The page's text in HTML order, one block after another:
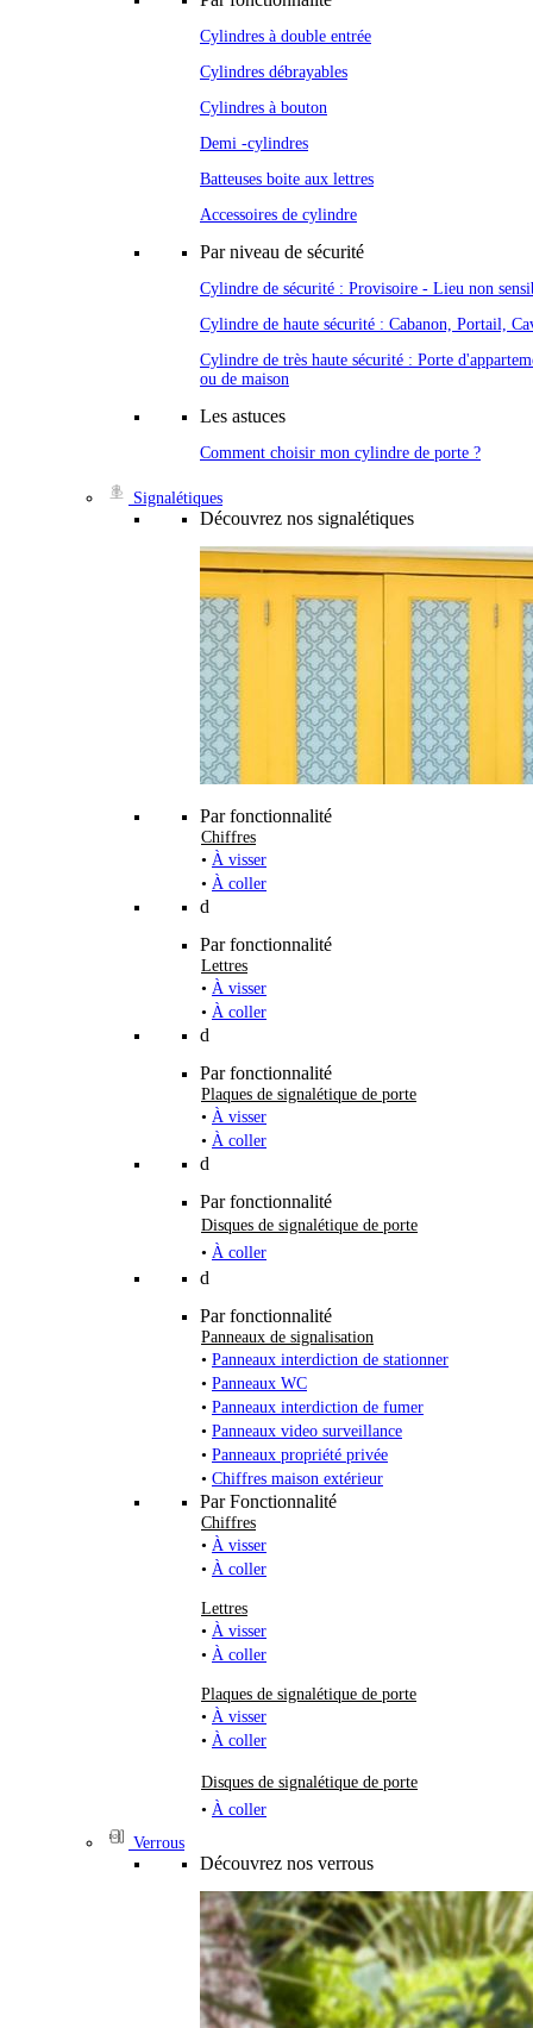
Cylindres à double entrée
Cylindres débrayables
Cylindres à bouton
Demi -cylindres
Batteuses boite aux lettres
Accessoires de cylindre
Par niveau de sécurité
Cylindre de sécurité : Provisoire - Lieu non
Cylindre de haute sécurité : Cabanon, Portail,
Cylindre de très haute sécurité : Porte
ou de maison
Les astuces
Comment choisir mon cylindre de porte ?
Signalétiques
Découvrez nos signalétiques
Par fonctionnalité
Chiffres
• À visser
• À coller
d
Par fonctionnalité
Lettres
• À visser
• À coller
d
Par fonctionnalité
Plaques de signalétique de porte
• À visser
• À coller
d
Par fonctionnalité
Disques de signalétique de porte
• À coller
d
Par fonctionnalité
Panneaux de signalisation
• Panneaux interdiction de stationner
• Panneaux WC
• Panneaux interdiction de fumer
• Panneaux video surveillance
• Panneaux propriété privée
• Chiffres maison extérieur
Par Fonctionnalité
Chiffres
• À visser
• À coller
Lettres
• À visser
• À coller
Plaques de signalétique de porte
• À visser
• À coller
Disques de signalétique de porte
• À coller
Verrous
Découvrez nos verrous